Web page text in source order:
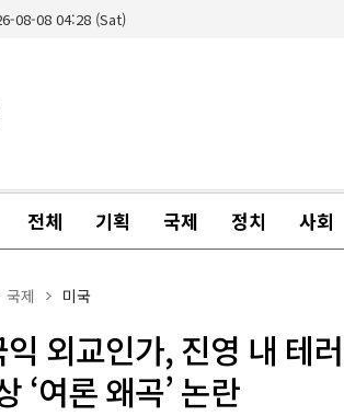
08-08 04:28 (Sat)
전체 기획 국제 정치 사회
국제 미국
익 외교인가, 진영 내 테
‘여론 왜곡’ 논란